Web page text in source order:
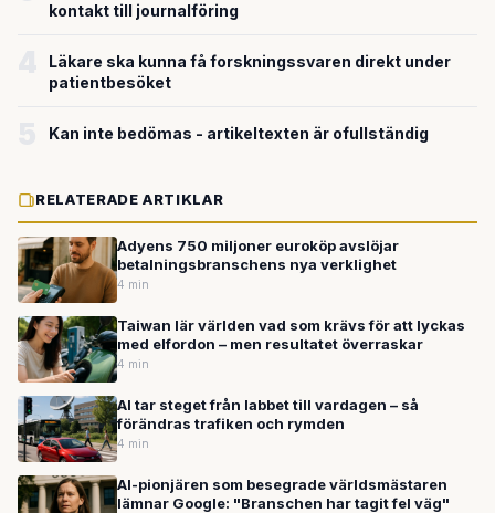
kontakt till journalföring
Läkare ska kunna få forskningssvaren direkt under
patientbesöket
Kan inte bedömas - artikeltexten är ofullständig
RELATERADE ARTIKLAR
Adyens 750 miljoner euroköp avslöjar
betalningsbranschens nya verklighet
4 min
Taiwan lär världen vad som krävs för att lyckas
med elfordon – men resultatet överraskar
4 min
AI tar steget från labbet till vardagen – så
förändras trafiken och rymden
4 min
AI-pionjären som besegrade världsmästaren
lämnar Google: "Branschen har tagit fel väg"